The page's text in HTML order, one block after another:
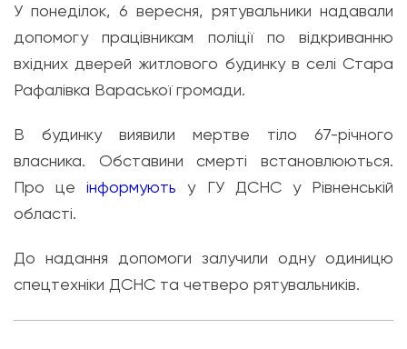
У понеділок, 6 вересня, рятувальники надавали
допомогу працівникам поліції по відкриванню
вхідних дверей житлового будинку в селі Стара
Рафалівка Вараської громади.
В будинку виявили мертве тіло 67-річного
власника. Обставини смерті встановлюються.
Про цеінформують у ГУ ДСНС у Рівненській
області.
До надання допомоги залучили одну одиницю
спецтехніки ДСНС та четверо рятувальників.